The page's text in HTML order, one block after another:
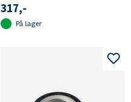
317,-
På lager